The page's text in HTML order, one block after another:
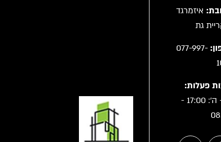
איזמרגד
077-997-
פעלות:
א' - ה': 17:00 -